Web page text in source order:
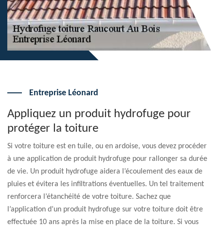
Entreprise Léonard
Appliquez un produit hydrofuge pour
protéger la toiture
Si votre toiture est en tuile, ou en ardoise, vous devez procéder
à une application de produit hydrofuge pour rallonger sa durée
de vie. Un produit hydrofuge aidera l’écoulement des eaux de
pluies et évitera les infiltrations éventuelles. Un tel traitement
renforcera l’étanchéité de votre toiture. Sachez que
l’application d’un produit hydrofuge sur votre toiture doit être
effectuée 10 ans après la mise en place de la toiture. Si vous